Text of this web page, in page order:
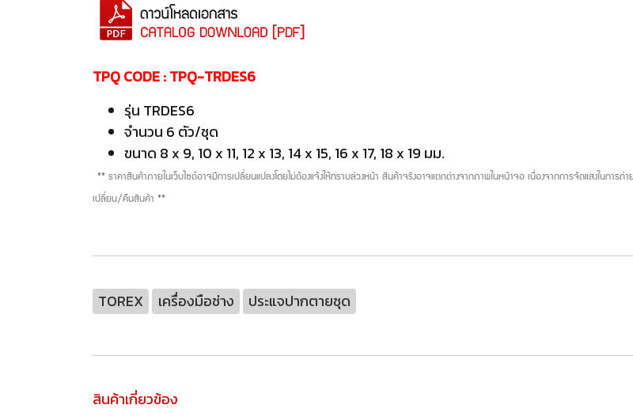
TPQ CODE : TPQ-TRDES6
รุ่น TRDES6
จำนวน 6 ตัว/ชุด
ขนาด 8 x 9, 10 x 11, 12 x 13, 14 x 15, 16 x 17, 18 x 19 มม.
** ราคาสินค้าภายในเว็บไซต์อาจมีการเปลี่ยนแปลงโดยไม่ต้องแจ้งให้ทราบล่วงหน้า สินค้าจริงอาจแตกต่างจากภาพในหน้าจอ เนื่องจากการจัดแสงในกา
เปลี่ยน/คืนสินค้า **
TOREX เครื่องมือช่าง ประแจปากตายชุด
สินค้าเกี่ยวข้อง